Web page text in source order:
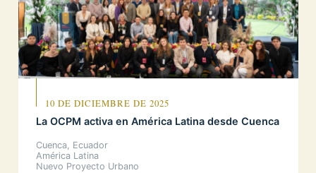
10 DE DICIEMBRE DE 2025
La OCPM activa en América Latina desde Cuenca
Cuenca, Ecuador
América Latina
Nuevo Proyecto Urbano